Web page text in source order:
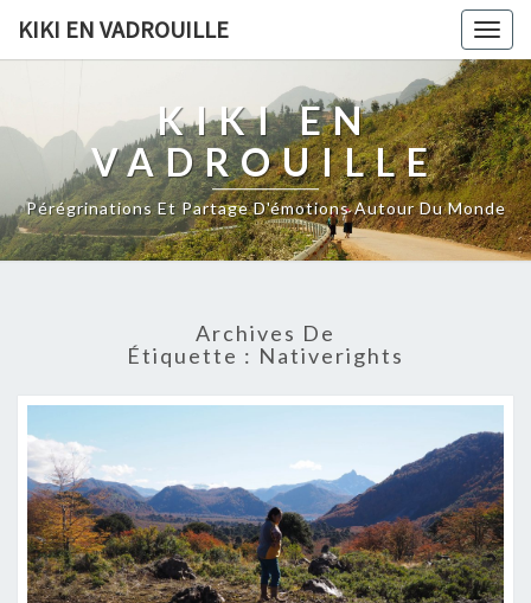
KIKI EN VADROUILLE
KIKI EN
VADROUILLE
Pérégrinations Et Partage D'émotions Autour Du Monde
Archives De
Étiquette : Nativerights